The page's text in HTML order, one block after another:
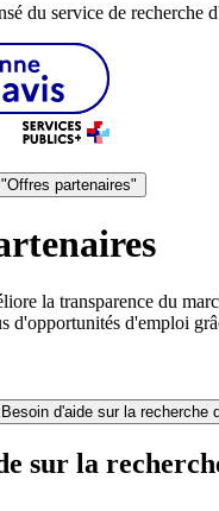
du service de recherche
partenaires"
la transparence du
d'opportunités d'emploi
d'aide sur la recherche
sur la